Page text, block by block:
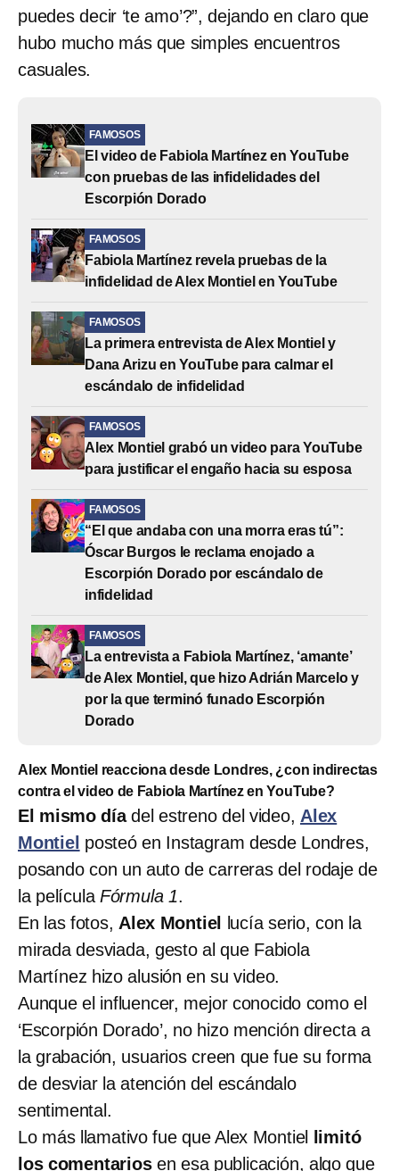
puedes decir ‘te amo’?”, dejando en claro que
hubo mucho más que simples encuentros
casuales.
FAMOSOS
El video de Fabiola Martínez en YouTube
con pruebas de las infidelidades del
Escorpión Dorado
FAMOSOS
Fabiola Martínez revela pruebas de la
infidelidad de Alex Montiel en YouTube
FAMOSOS
La primera entrevista de Alex Montiel y
Dana Arizu en YouTube para calmar el
escándalo de infidelidad
FAMOSOS
Alex Montiel grabó un video para YouTube
para justificar el engaño hacia su esposa
FAMOSOS
“El que andaba con una morra eras tú”:
Óscar Burgos le reclama enojado a
Escorpión Dorado por escándalo de
infidelidad
FAMOSOS
La entrevista a Fabiola Martínez, ‘amante’
de Alex Montiel, que hizo Adrián Marcelo y
por la que terminó funado Escorpión
Dorado
Alex Montiel reacciona desde Londres, ¿con indirectas
contra el video de Fabiola Martínez en YouTube?
El mismo díadel estreno del video, Alex
Montiel posteó en Instagram desde Londres,
posando con un auto de carreras del rodaje de
la película Fórmula 1.
En las fotos, Alex Montiel
lucía serio, con la
mirada desviada, gesto al que Fabiola
Martínez hizo alusión en su video.
Aunque el influencer, mejor conocido como el
‘Escorpión Dorado’, no hizo mención directa a
la grabación, usuarios creen que fue su forma
de desviar la atención del escándalo
sentimental.
Lo más llamativo fue que Alex Montiel
limitó
los comentariosen esa publicación, algo que